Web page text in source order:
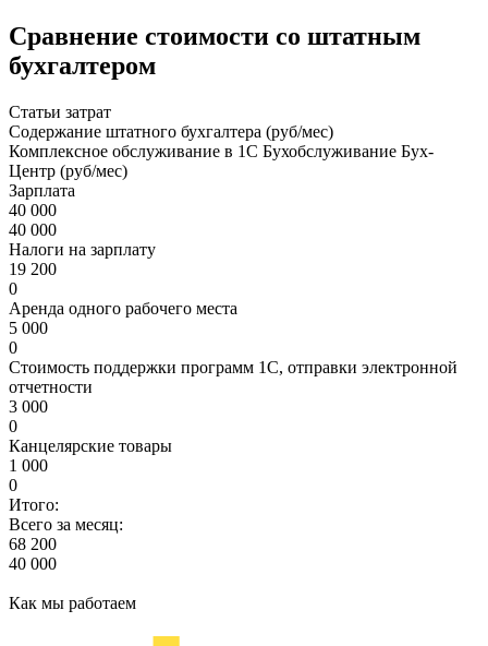
Сравнение стоимости со штатным
бухгалтером
Статьи затрат
Содержание штатного бухгалтера (руб/мес)
Комплексное обслуживание в 1С Бухобслуживание Бух-
Центр (руб/мес)
Зарплата
40 000
40 000
Налоги на зарплату
19 200
0
Аренда одного рабочего места
5 000
0
Стоимость поддержки программ 1С, отправки электронной
отчетности
3 000
0
Канцелярские товары
1 000
0
Итого:
Всего за месяц:
68 200
40 000
Как мы работаем